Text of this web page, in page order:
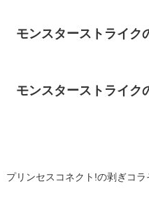
モンスターストライク
モンスターストライク
プリンセスコネクト!の剥ぎコラ